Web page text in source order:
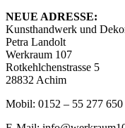
NEUE ADRESSE:
Kunsthandwerk und
Petra Landolt
Werkraum 107
Rotkehlchenstrasse 5
28832 Achim
Mobil: 0152 – 55 277 650